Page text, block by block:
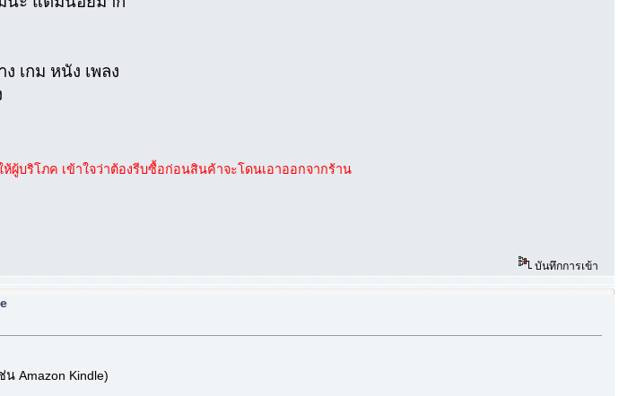
เกม หนัง เพลง
ผู้บริโภค เข้าใจว่าต้องรีบซื้อก่อนสินค้าจะโดนเอาออกจากร้าน
บันทึกการเข้า
Amazon Kindle)